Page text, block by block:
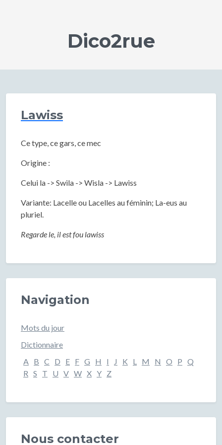
Dico2rue
Lawiss
Ce type, ce gars, ce mec
Origine :
Celui la -> Swila -> Wisla -> Lawiss
Variante: Lacelle ou Lacelles au féminin; La-eus au
pluriel.
Regarde le, il est fou lawiss
Navigation
Mots du jour
Dictionnaire
A B C D E F G H I J K L M N O P Q
R S T U V W X Y Z
Nous contacter